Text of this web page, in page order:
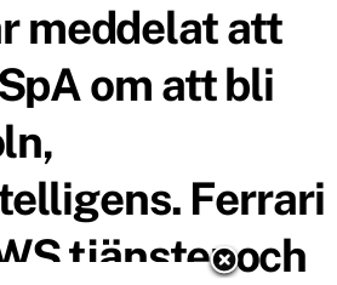
meddelat att
om att bli
Ferrari
tjänster och